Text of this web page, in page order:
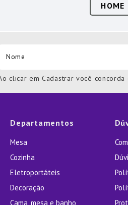
HOME
clicar em Cadastrar você
Departamentos
Mesa
Cozinha
Eletroportáteis
Decoração
Cama, mesa e banho